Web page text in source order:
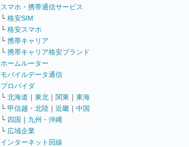
スマホ・携帯通信サービス
└ 格安SIM
└ 格安スマホ
└ 携帯キャリア
└ 携帯キャリア格安ブランド
ホームルーター
モバイルデータ通信
プロバイダ
└ 北海道 ｜ 東北 ｜ 関東 ｜ 東海
└ 甲信越・北陸 ｜ 近畿 ｜ 中国
└ 四国 ｜ 九州・沖縄
└ 広域企業
インターネット回線